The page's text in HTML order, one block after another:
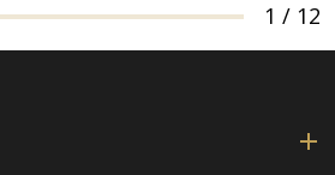
1 / 12